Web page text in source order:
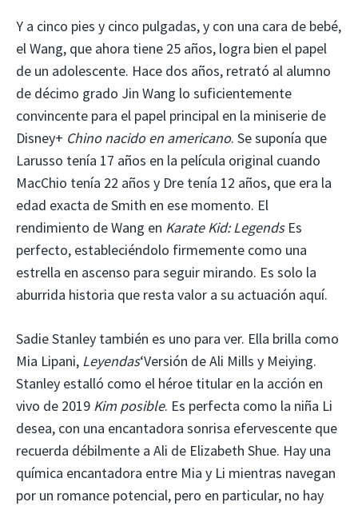
Y a cinco pies y cinco pulgadas, y con una cara de bebé,
el Wang, que ahora tiene 25 años, logra bien el papel
de un adolescente. Hace dos años, retrató al alumno
de décimo grado Jin Wang lo suficientemente
convincente para el papel principal en la miniserie de
Disney+ Chino nacido en americano. Se suponía que
Larusso tenía 17 años en la película original cuando
MacChio tenía 22 años y Dre tenía 12 años, que era la
edad exacta de Smith en ese momento. El
rendimiento de Wang en Karate Kid: LegendsEs
perfecto, estableciéndolo firmemente como una
estrella en ascenso para seguir mirando. Es solo la
aburrida historia que resta valor a su actuación aquí.
Sadie Stanley también es uno para ver. Ella brilla como
Mia Lipani, Leyendas‘Versión de Ali Mills y Meiying.
Stanley estalló como el héroe titular en la acción en
vivo de 2019 Kim posible. Es perfecta como la niña Li
desea, con una encantadora sonrisa efervescente que
recuerda débilmente a Ali de Elizabeth Shue. Hay una
química encantadora entre Mia y Li mientras navegan
por un romance potencial, pero en particular, no hay